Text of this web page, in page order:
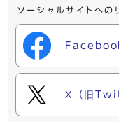
ソーシャルサイトへの
X（旧